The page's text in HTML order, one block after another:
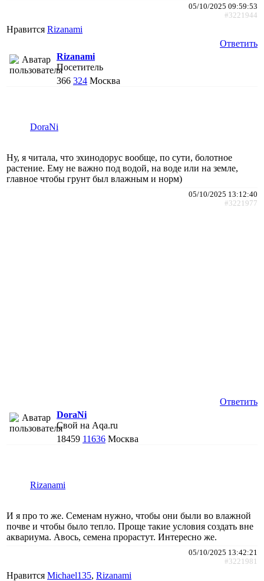
05/10/2025 09:59:53
#3221944
Нравится Rizanami
Ответить
Rizanami
Посетитель
366 324 Москва
DoraNi
Ну, я читала, что эхинодорус вообще, по сути, болотное
растение. Ему не важно под водой, на воде или на земле,
главное чтобы грунт был влажным и норм)
05/10/2025 13:12:40
#3221977
Ответить
DoraNi
Свой на Aqa.ru
18459 11636 Москва
Rizanami
И я про то же. Семенам нужно, чтобы они были во влажной
почве и чтобы было тепло. Проще такие условия создать вне
аквариума. Авось, семена прорастут. Интересно же.
05/10/2025 13:42:21
#3221981
Нравится Michael135, Rizanami